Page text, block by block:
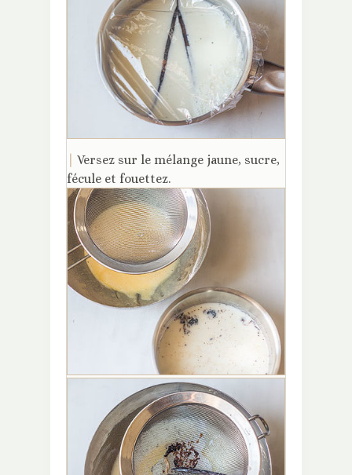
Versez sur le mélange jaune, sucre,
fécule et fouettez.